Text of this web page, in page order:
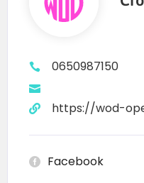
0650987150
https://wod-
Facebook